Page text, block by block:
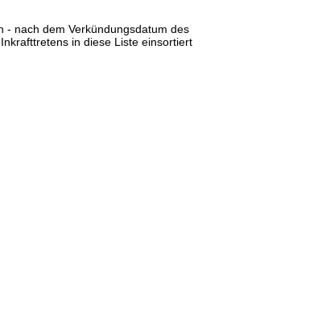
- nach dem Verkündungsdatum des
in diese Liste einsortiert